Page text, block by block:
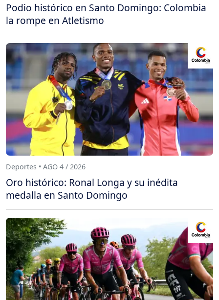
Podio histórico en Santo Domingo: Colombia
la rompe en Atletismo
Deportes • AGO 4 / 2026
Oro histórico: Ronal Longa y su inédita
medalla en Santo Domingo